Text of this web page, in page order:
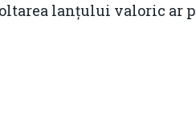
lanțului valoric ar